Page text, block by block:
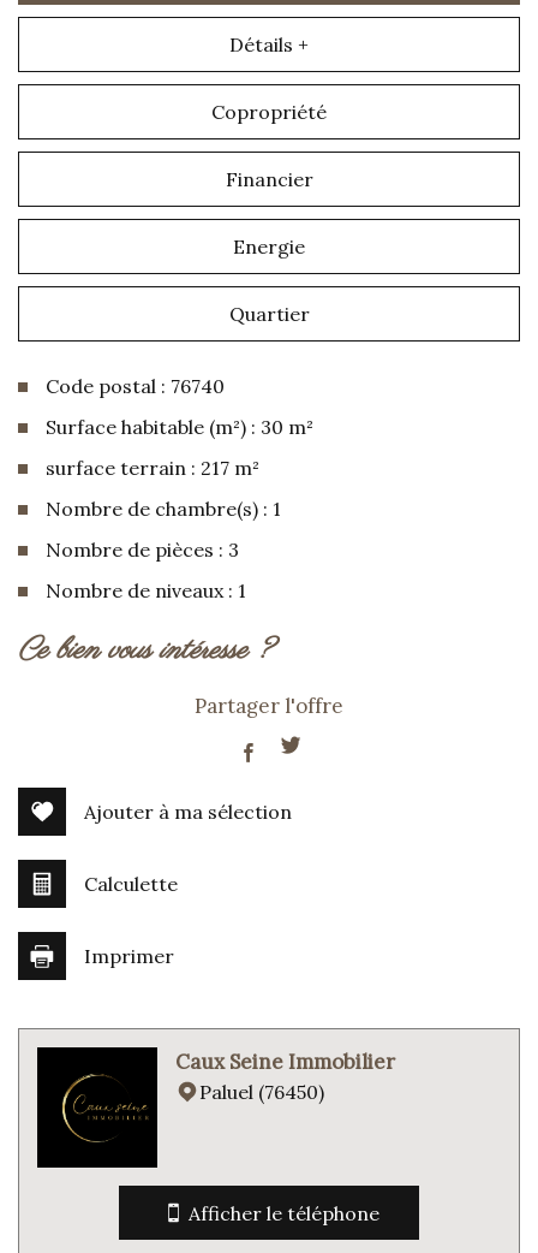
Détails +
Copropriété
Financier
Energie
Quartier
Code postal : 76740
Surface habitable (m²) : 30 m²
surface terrain : 217 m²
Nombre de chambre(s) : 1
Nombre de pièces : 3
Nombre de niveaux : 1
la ville de saint-aubin-sur-mer (76740)
Leaflet|©JawgMaps|© OpenStreetMap
statistiques
Taxe habitation
ce bien vous intéresse ?
Partager l'offre
Ajouter à ma sélection
Calculette
Imprimer
Caux Seine Immobilier
Paluel (76450)
Afficher le téléphone